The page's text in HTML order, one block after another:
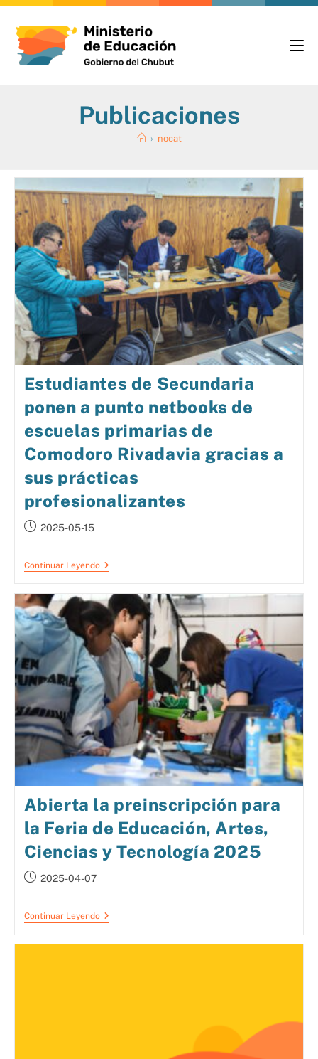
Publicaciones
› nocat
Estudiantes de Secundaria
ponen a punto netbooks de
escuelas primarias de
Comodoro Rivadavia gracias a
sus prácticas
profesionalizantes
2025-05-15
Continuar Leyendo
Abierta la preinscripción para
la Feria de Educación, Artes,
Ciencias y Tecnología 2025
2025-04-07
Continuar Leyendo